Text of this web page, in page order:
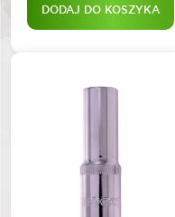
DODAJ DO KOSZYKA